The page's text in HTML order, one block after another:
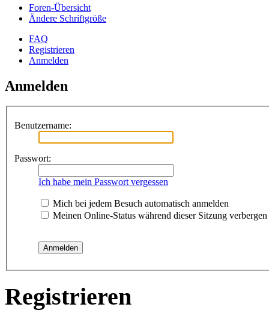
Foren-Übersicht
Ändere Schriftgröße
FAQ
Registrieren
Anmelden
Anmelden
Benutzername:
Passwort:
Ich habe mein Passwort vergessen
Mich bei jedem Besuch automatisch anmelden
Meinen Online-Status während dieser Sitzung verbergen
Registrieren